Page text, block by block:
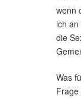
wenn
ich
die
Was